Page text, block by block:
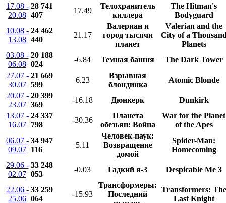
17.08 -
20.08
28 741
407
17.49
Телохранитель
киллера
The Hitman's
Bodyguard
10.08 -
13.08
24 462
440
21.17
Валериан и
город тысячи
планет
Valerian and the
City of a
Planets
03.08 -
06.08
20 188
024
-6.84 Темная башня
The Dark Tower
27.07 -
30.07
21 669
599
6.23
Взрывная
блондинка
Atomic Blonde
20.07 -
23.07
20 399
369
-16.18 Дюнкерк
Dunkirk
13.07 -
16.07
24 337
798
-30.36
Планета
обезьян: Война
War for the Planet
of the Apes
06.07 -
09.07
34 947
116
5.11
Человек-паук:
Возвращение
домой
Spider-Man:
Homecoming
29.06 -
02.07
33 248
053
-0.03 Гадкий я-3 Despicable Me 3
22.06 -
25.06
33 259
064
-15.93
Трансформеры:
Последний
Transformers: The
Last Knight